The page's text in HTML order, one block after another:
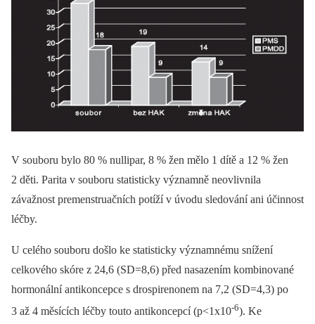
V souboru bylo 80 % nullipar, 8 % žen mělo 1 dítě a 12 % žen
2 děti. Parita v souboru statisticky významně neovlivnila
závažnost premenstruačních potíží v úvodu sledování ani účinnost
léčby.
U celého souboru došlo ke statisticky významnému snížení
celkového skóre z 24,6 (SD=8,6) před nasazením kombinované
hormonální antikoncepce s drospirenonem na 7,2 (SD=4,3) po
3 až 4 měsících léčby touto antikoncepcí (p<1x10-6). Ke